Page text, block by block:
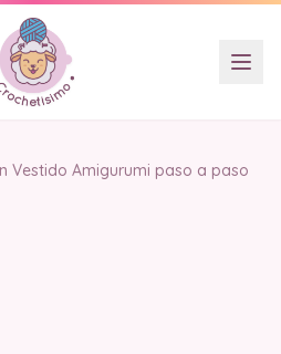
Vestido Amigurumi paso a paso